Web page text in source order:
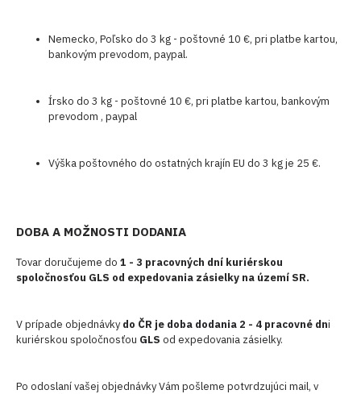
Nemecko, Poľsko do 3 kg - poštovné 10 €, pri platbe kartou,
bankovým prevodom, paypal.
Írsko do 3 kg - poštovné 10 €, pri platbe kartou, bankovým
prevodom , paypal
Výška poštovného do ostatných krajín EU do 3 kg je 25 €.
DOBA A MOŽNOSTI DODANIA
Tovar doručujeme do 1 - 3 pracovných dní kuriérskou
spoločnosťou GLS od expedovania zásielky na území SR.
V prípade objednávky do ČR je doba dodania 2 - 4 pracovné dni
kuriérskou spoločnosťou GLS od expedovania zásielky.
Po odoslaní vašej objednávky Vám pošleme potvrdzujúci mail, v